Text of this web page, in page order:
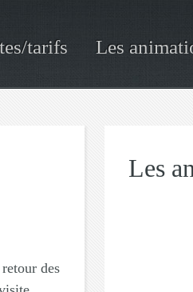
tarifs Les
des
Les